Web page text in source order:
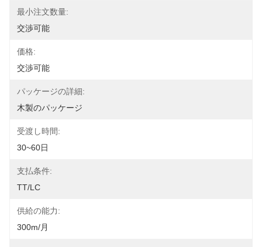
最小注文数量:
交渉可能
価格:
交渉可能
パッケージの詳細:
木製のパッケージ
受渡し時間:
30~60日
支払条件:
TT/LC
供給の能力:
300m/月